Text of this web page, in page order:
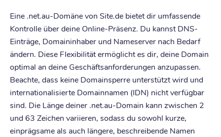
Eine .net.au-Domäne von Site.de bietet dir umfassende
Kontrolle über deine Online-Präsenz. Du kannst DNS-
Einträge, Domaininhaber und Nameserver nach Bedarf
ändern. Diese Flexibilität ermöglicht es dir, deine Domain
optimal an deine Geschäftsanforderungen anzupassen.
Beachte, dass keine Domainsperre unterstützt wird und
internationalisierte Domainnamen (IDN) nicht verfügbar
sind. Die Länge deiner .net.au-Domain kann zwischen 2
und 63 Zeichen variieren, sodass du sowohl kurze,
einprägsame als auch längere, beschreibende Namen